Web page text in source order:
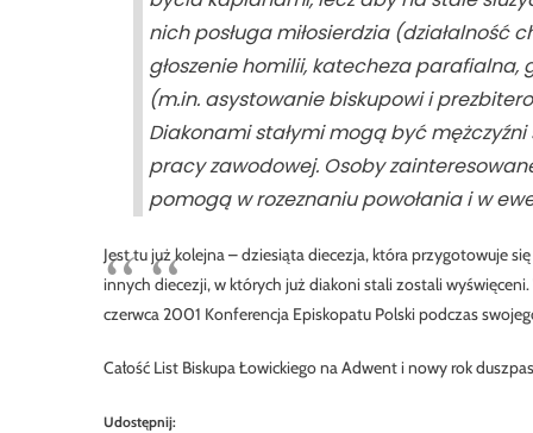
nich posługa miłosierdzia (działalność
głoszenie homilii, katecheza
(m.in. asystowanie biskupowi i
Diakonami stałymi mogą być
pracy zawodowej. Osoby
pomogą w rozeznaniu powołania i w
Jest tu już kolejna – dziesiąta diecezja, która przygotowuje
innych diecezji, w których już diakoni stali zostali
czerwca 2001 Konferencja Episkopatu Polski podczas
Całość List Biskupa Łowickiego na Adwent i nowy rok
Udostępnij: